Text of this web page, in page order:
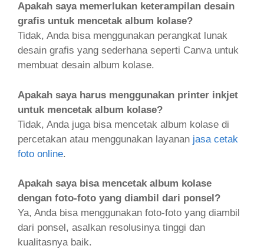
Apakah saya memerlukan keterampilan desain
grafis untuk mencetak album kolase?
Tidak, Anda bisa menggunakan perangkat lunak
desain grafis yang sederhana seperti Canva untuk
membuat desain album kolase.
Apakah saya harus menggunakan printer inkjet
untuk mencetak album kolase?
Tidak, Anda juga bisa mencetak album kolase di
percetakan atau menggunakan layanan jasa cetak
foto online.
Apakah saya bisa mencetak album kolase
dengan foto-foto yang diambil dari ponsel?
Ya, Anda bisa menggunakan foto-foto yang diambil
dari ponsel, asalkan resolusinya tinggi dan
kualitasnya baik.